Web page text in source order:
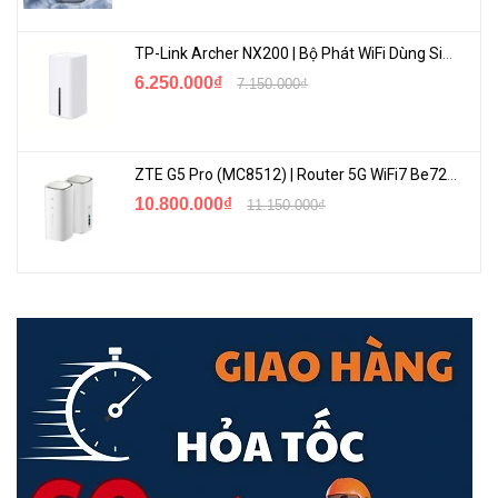
☆Không cần cấu hình - chỉ cần gắn thẻ sim và bật nguồn cho
- Với modem 4G LTE tích hợp và khe cắm thẻ SIM, bạn chỉ cần gắn
thẻ SIM và mở nguồn Archer MR202. Như vậy, thật nhanh chóng để
tận hưởng tốc độ, tính ổn định, trải nghiệm tuyệt vời mà công nghệ
6.250.000₫ 7.150.000₫
10.800.000₫ 11.150.000₫